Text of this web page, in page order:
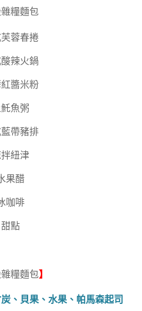
雜糧麵包
蓉春捲
辣火鍋
醬米粉
魚粥
帶豬排
紐津
果醋
咖啡
甜點
雜糧麵包】
、貝果、水果、帕馬森起司